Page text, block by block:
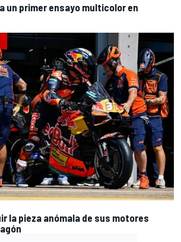
un primer ensayo multicolor en
la pieza anómala de sus motores